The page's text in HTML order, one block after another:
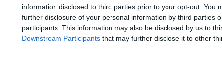
information disclosed to third parties prior to your opt-out. You
further disclosure of your personal information by third parties
participants. This information may also be disclosed by us to
Downstream Participants that may further disclose it to other
16 lat od katastrofy smoleńskiej. Ołdakowski: Na
Lecha Kaczyńskiego jeszcze przyjdzie czas
10.04.2026